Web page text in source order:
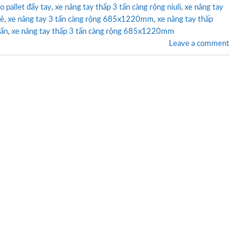
pallet đẩy tay, xe nâng tay thấp 3 tấn càng rộng niuli, xe nâng tay
, xe nâng tay 3 tấn càng rộng 685x1220mm, xe nâng tay thấp
, xe nâng tay thấp 3 tấn càng rộng 685x1220mm
Leave a comment